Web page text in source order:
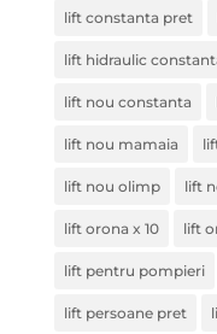
lift constanta pret
lift hidraulic
lift nou constanta
lift nou mamaia
lift nou olimp lift
lift orona x 10 lift
lift pentru pompieri
lift persoane pret